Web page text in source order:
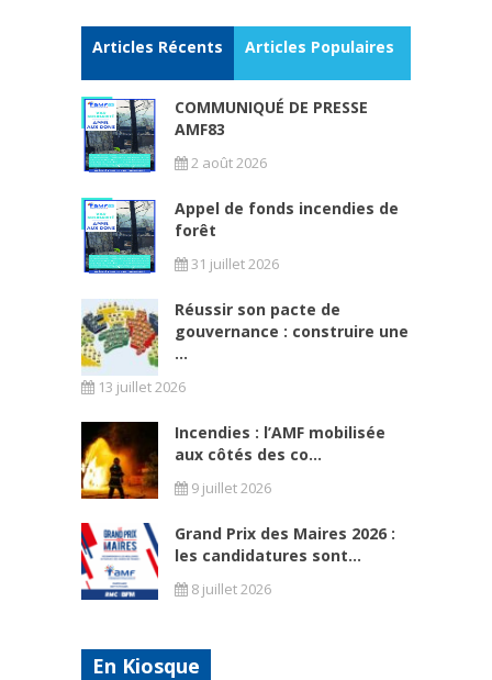
Articles Récents Articles Populaires
COMMUNIQUÉ DE PRESSE
AMF83
2 août 2026
Appel de fonds incendies de
forêt
31 juillet 2026
Réussir son pacte de
gouvernance : construire une
...
13 juillet 2026
Incendies : l’AMF mobilisée
aux côtés des co...
9 juillet 2026
Grand Prix des Maires 2026 :
les candidatures sont...
8 juillet 2026
En Kiosque